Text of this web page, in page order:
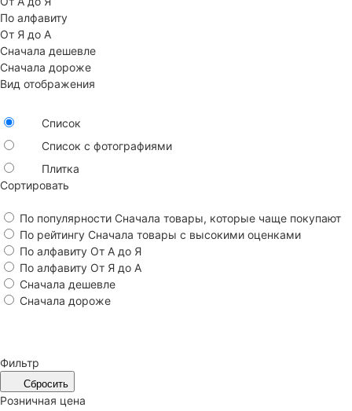
По алфавиту
От Я до А
Сначала дешевле
Сначала дороже
Вид отображения
Список
Список с фотографиями
Плитка
Сортировать
По популярности Сначала товары, которые чаще покупают
По рейтингу Сначала товары с высокими оценками
По алфавиту От А до Я
По алфавиту От Я до А
Сначала дешевле
Сначала дороже
Фильтр
Сбросить
Розничная цена